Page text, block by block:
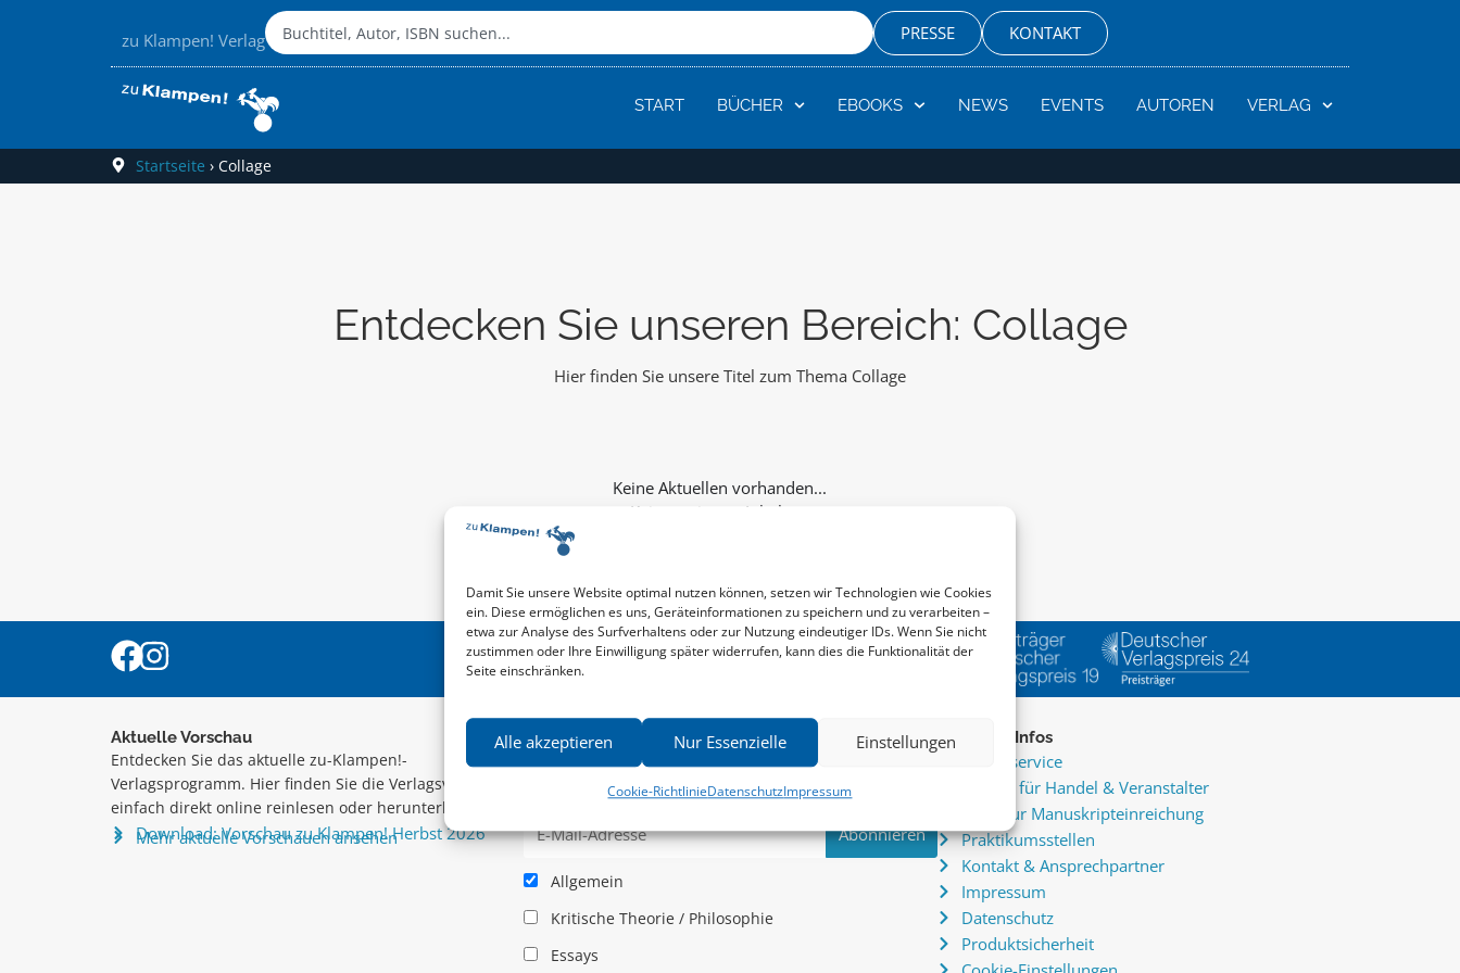
Damit Sie unsere Website optimal nutzen können, setzen wir Technologien wie Cookies
ein. Diese ermöglichen es uns, Geräteinformationen zu speichern und zu verarbeiten –
etwa zur Analyse des Surfverhaltens oder zur Nutzung eindeutiger IDs. Wenn Sie nicht
zustimmen oder Ihre Einwilligung später widerrufen, kann dies die Funktionalität der
Seite einschränken.
Alle akzeptieren Nur Essenzielle Einstellungen
Cookie-RichtlinieDatenschutzImpressum
zu Klampen! Verlag PRESSE KONTAKT
START BÜCHER EBOOKS NEWS EVENTS AUTOREN VERLAG
Startseite › Collage
Entdecken Sie unseren Bereich: Collage
Hier finden Sie unsere Titel zum Thema Collage
Keine weiteren Inhalte...
Aktuelle Vorschau
Entdecken Sie das aktuelle zu-Klampen!-
Verlagsprogramm. Hier finden Sie die Verlagsvorschau –
einfach direkt online reinlesen oder herunterladen.
Download: Vorschau zu Klampen! Herbst 2026
Mehr aktuelle Vorschauen ansehen
Newsletter
News zu aktuellen Neuheiten und Nachrichten im zu
Klampen! Verlag – jederzeit wieder abbestellbar.
Allgemein
Kritische Theorie / Philosophie
Essays
Service & Infos
Presseservice
Service für Handel & Veranstalter
Infos zur Manuskripteinreichung
Praktikumsstellen
Kontakt & Ansprechpartner
Impressum
Datenschutz
Produktsicherheit